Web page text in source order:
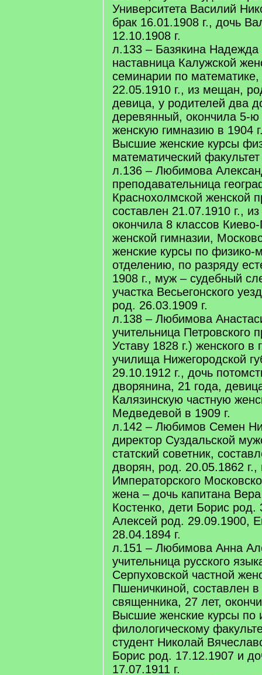
Университета Василий
брак 16.01.1908 г., дочь
12.10.1908 г.
л.133 – Базякина Надежда
наставница Калужской
семинарии по математике,
22.05.1910 г., из мещан,
девица, у родителей два
деревянный, окончила 5-
женскую гимназию в 1904
Высшие женские курсы
математический
л.136 – Любимова
преподавательница
Краснохолмской женской
составлен 21.07.1910 г.,
окончила 8 классов
женской гимназии,
женские курсы по физико-
отделению, по разряду
1908 г., муж – судебный
участка Весьегонского
род. 26.03.1909 г.
л.138 – Любимова
учительница Петровского
Уставу 1828 г.) женского в
училища Нижегородской
29.10.1912 г., дочь
дворянина, 21 года,
Калязинскую частную
Медведевой в 1909 г.
л.142 – Любимов Семен
директор Суздальской
статский советник,
дворян, род. 20.05.1862 г.,
Императорского
жена – дочь капитана
Костенко, дети Борис род.
Алексей род. 29.09.1900,
28.04.1894 г.
л.151 – Любимова Анна
учительница русского
Серпуховской частной
Пшеничкиной, составлен в
священника, 27 лет,
Высшие женские курсы по
филологическому
студент Николай
Борис род. 17.12.1907 и
17.07.1911 г.